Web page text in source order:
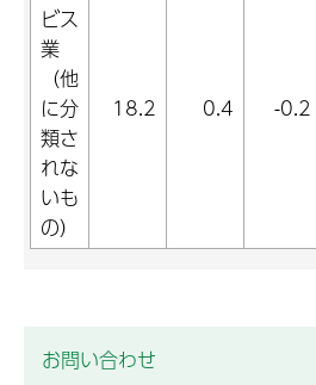
ビス
業
（他
に分
類さ
れな
いも
の）
18.2 0.4 -0.2
お問い合わせ